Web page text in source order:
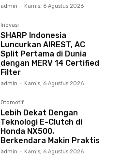
admin - Kamis, 6 Agustus 2026
Inovasi
SHARP Indonesia
Luncurkan AIREST, AC
Split Pertama di Dunia
dengan MERV 14 Certified
Filter
admin - Kamis, 6 Agustus 2026
Otomotif
Lebih Dekat Dengan
Teknologi E-Clutch di
Honda NX500,
Berkendara Makin Praktis
admin - Kamis, 6 Agustus 2026